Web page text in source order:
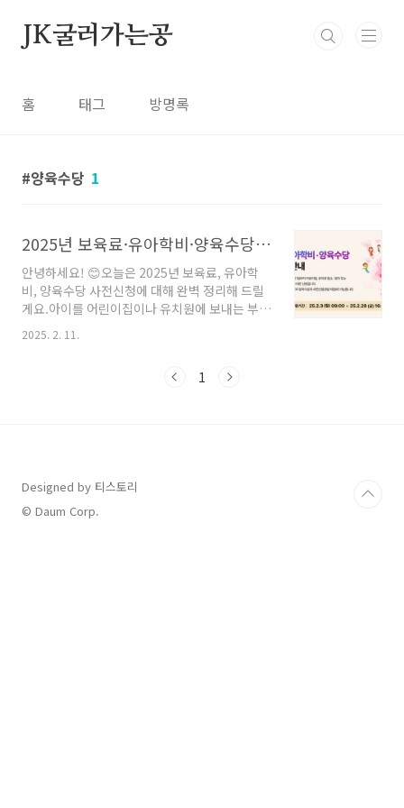
JK굴러가는공
홈 태그 방명록
양육수당 1
2025년 보육료·유아학비·양육수당 사전신청 총정리! 꼭 확인하세요!
안녕하세요! 😊오늘은 2025년 보육료, 유아학
비, 양육수당 사전신청에 대해 완벽 정리해 드릴
게요.아이를 어린이집이나 유치원에 보내는 부모
님이라면, 사전 신청을 놓치면 큰 불편을 겪을 수
도 있습니다! ✔ 신청 기간은 언제인지?✔ 내 아
법과 유의사항은 무엇인지? 이 글을 끝까지 읽으
일(월) 09:00 ~ 2월 28일(금) 16:00📌 신청 대상
및 지원금 종류✅ 어린이집 이용 예정 → 보육료
2025. 2. 11.
1
Designed by 티스토리
© Daum Corp.